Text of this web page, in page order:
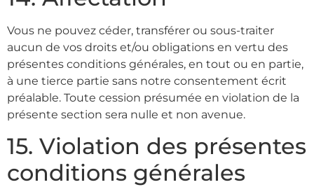
Vous ne pouvez céder, transférer ou sous-traiter
aucun de vos droits et/ou obligations en vertu des
présentes conditions générales, en tout ou en partie,
à une tierce partie sans notre consentement écrit
préalable. Toute cession présumée en violation de la
présente section sera nulle et non avenue.
15. Violation des présentes
conditions générales